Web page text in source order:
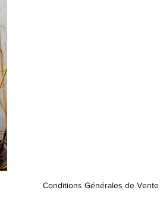
Conditions Générales de Vente